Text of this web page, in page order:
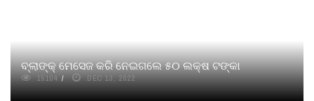
ବ୍ଲାଙ୍କ୍ ମେସେଜ କରି ନେଇଗଲେ ୫୦ ଲକ୍ଷ ଟଙ୍କା
15104 DEC 13, 2022